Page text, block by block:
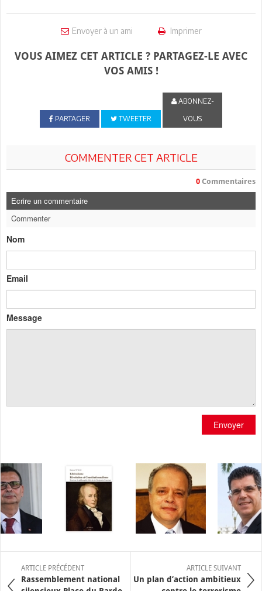
Envoyer à un ami Imprimer
VOUS AIMEZ CET ARTICLE ? PARTAGEZ-LE AVEC
VOS AMIS !
PARTAGER TWEETER
ABONNEZ-
VOUS
COMMENTER CET ARTICLE
0 Commentaires
Ecrire un commentaire
Commenter
Nom
Email
Message
Envoyer
ARTICLE PRÉCÉDENT
Rassemblement national
ARTICLE SUIVANT
Un plan d’action ambitieux